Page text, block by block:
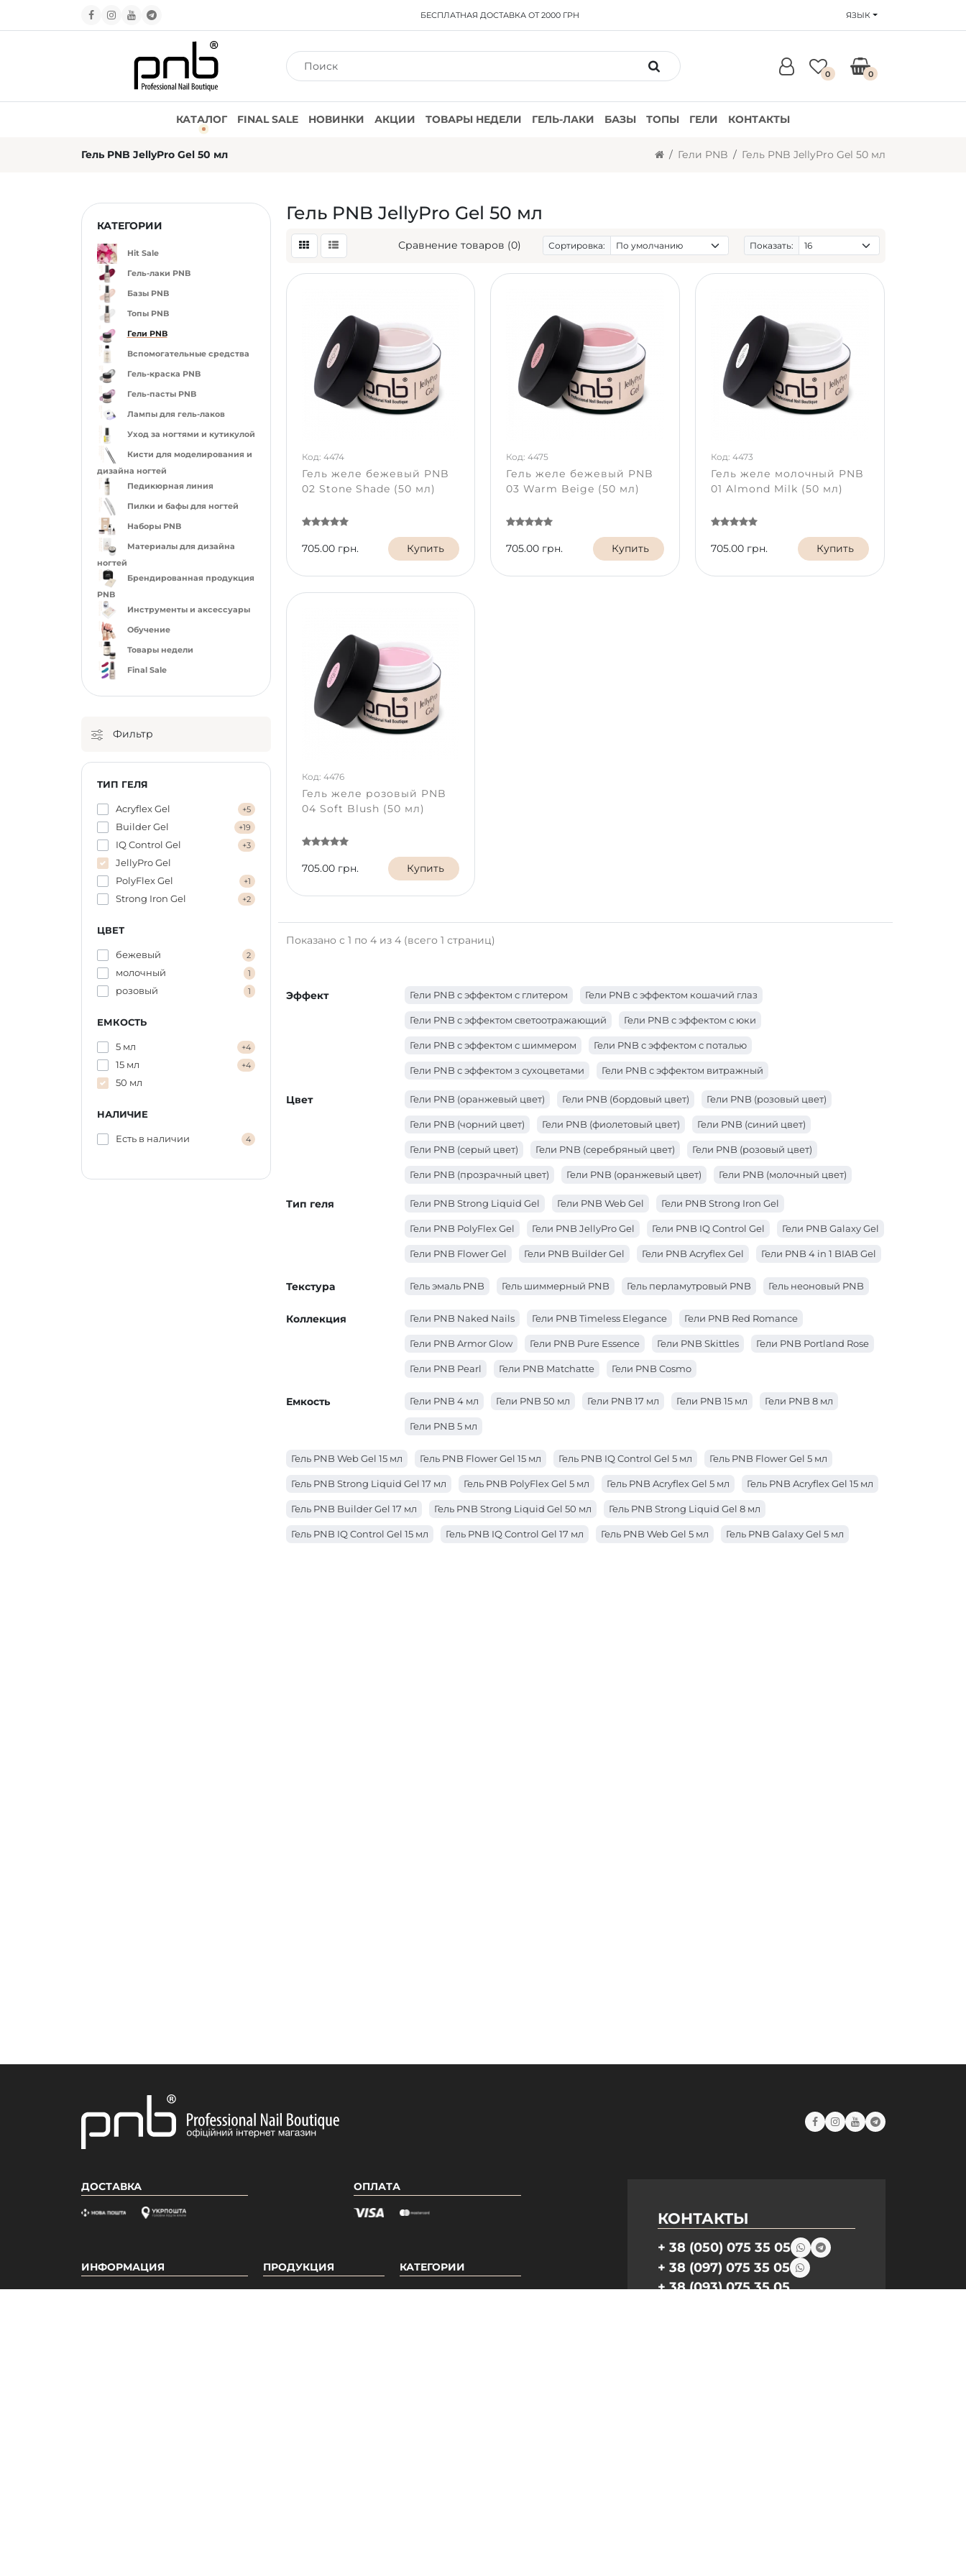
БЕСПЛАТНАЯ ДОСТАВКА ОТ 2000 ГРН ЯЗЫК
0 0
КАТАЛОГ FINAL SALE НОВИНКИ АКЦИИ ТОВАРЫ НЕДЕЛИ ГЕЛЬ-ЛАКИ БАЗЫ ТОПЫ ГЕЛИ КОНТАКТЫ
Гель PNB JellyPro Gel 50 мл Гели PNB Гель PNB JellyPro Gel 50 мл
КАТЕГОРИИ
Hit Sale
Гель-лаки PNB
Базы PNB
Топы PNB
Гели PNB
Вспомогательные средства
Гель-краска PNB
Гель-пасты PNB
Лампы для гель-лаков
Уход за ногтями и кутикулой
Кисти для моделирования и
дизайна ногтей
Педикюрная линия
Пилки и бафы для ногтей
Наборы PNB
Материалы для дизайна
ногтей
Брендированная продукция
PNB
Инструменты и аксессуары
Обучение
Товары недели
Final Sale
Фильтр
ТИП ГЕЛЯ
Acryflex Gel +5
Builder Gel +19
IQ Control Gel +3
JellyPro Gel
PolyFlex Gel
+1
Strong Iron Gel +2
ЦВЕТ
бежевый 2
молочный 1
розовый 1
ЕМКОСТЬ
5 мл +4
15 мл +4
50 мл
НАЛИЧИЕ
Есть в наличии 4
Гель PNB JellyPro Gel 50 мл
Сравнение товаров (0) Сортировка: Показать:
Код: 4474
Гель желе бежевый PNB
02 Stone Shade (50 мл)
705.00 грн. Купить
Код: 4475
Гель желе бежевый PNB
03 Warm Beige (50 мл)
705.00 грн. Купить
Код: 4473
Гель желе молочный PNB
01 Almond Milk (50 мл)
705.00 грн. Купить
Код: 4476
Гель желе розовый PNB
04 Soft Blush (50 мл)
705.00 грн. Купить
Показано с 1 по 4 из 4 (всего 1 страниц)
Эффект Гели PNB с эффектом с глитером Гели PNB с эффектом кошачий глаз
Гели PNB с эффектом светоотражающий Гели PNB с эффектом с юки
Гели PNB с эффектом с шиммером Гели PNB с эффектом с поталью
Гели PNB с эффектом з сухоцветами Гели PNB с эффектом витражный
Цвет Гели PNB (оранжевый цвет) Гели PNB (бордовый цвет) Гели PNB (розовый цвет)
Гели PNB (чорний цвет) Гели PNB (фиолетовый цвет) Гели PNB (синий цвет)
Гели PNB (серый цвет) Гели PNB (серебряный цвет) Гели PNB (розовый цвет)
Гели PNB (прозрачный цвет) Гели PNB (оранжевый цвет) Гели PNB (молочный цвет)
Гели PNB (красный цвет) Гели PNB (коричневый цвет) Гели PNB (коралловый цвет)
Гели PNB (золотой цвет) Гели PNB (зеленый цвет) Гели PNB (желтый цвет)
Гели PNB (голубой цвет) Гели PNB (белый цвет) Гели PNB (бежевый цвет)
Тип геля Гели PNB Strong Liquid Gel Гели PNB Web Gel Гели PNB Strong Iron Gel
Гели PNB PolyFlex Gel Гели PNB JellyPro Gel Гели PNB IQ Control Gel Гели PNB Galaxy Gel
Гели PNB Flower Gel Гели PNB Builder Gel Гели PNB Acryflex Gel Гели PNB 4 in 1 BIAB Gel
Текстура Гель эмаль PNB Гель шиммерный PNB Гель перламутровый PNB Гель неоновый PNB
Коллекция Гели PNB Naked Nails Гели PNB Timeless Elegance Гели PNB Red Romance
Гели PNB Armor Glow Гели PNB Pure Essence Гели PNB Skittles Гели PNB Portland Rose
Гели PNB Pearl Гели PNB Matchatte Гели PNB Cosmo
Емкость Гели PNB 4 мл Гели PNB 50 мл Гели PNB 17 мл Гели PNB 15 мл Гели PNB 8 мл
Гели PNB 5 мл
Гель PNB Web Gel 15 мл Гель PNB Flower Gel 15 мл Гель PNB IQ Control Gel 5 мл Гель PNB Flower Gel 5 мл
Гель PNB Strong Liquid Gel 17 мл Гель PNB PolyFlex Gel 5 мл Гель PNB Acryflex Gel 5 мл Гель PNB Acryflex Gel 15 мл
Гель PNB Builder Gel 17 мл Гель PNB Strong Liquid Gel 50 мл Гель PNB Strong Liquid Gel 8 мл
Гель PNB IQ Control Gel 15 мл Гель PNB IQ Control Gel 17 мл Гель PNB Web Gel 5 мл Гель PNB Galaxy Gel 5 мл
ДОСТАВКА ОПЛАТА
ИНФОРМАЦИЯ ПРОДУКЦИЯ КАТЕГОРИИ
КОНТАКТЫ
+ 38 (050) 075 35 05
+ 38 (097) 075 35 05
+ 38 (093) 075 35 05
Зарегистрируйся и получи автоматическую
скидку 15% на первый заказ